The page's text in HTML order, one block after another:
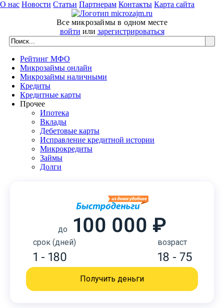
О нас Новости Статьи Партнерам Контакты Карта сайта
Все микрозаймы в одном месте
войти или зарегистрироваться
Рейтинг МФО
Микрозаймы онлайн
Микрозаймы наличными
Кредиты
Кредитные карты
Прочее
Ипотека
Вклады
Дебетовые карты
Исправление кредитной истории
Микрокредиты
Займы
Долги
до 100 000 ₽
срок (дней)
1 - 180
возраст
18 - 75
Получить деньги